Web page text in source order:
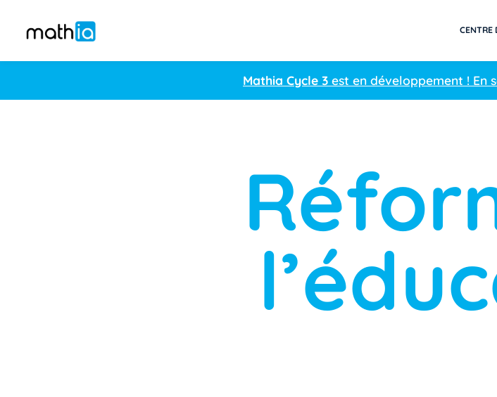
CENTRE
Mathia Cycle 3 est en développement ! En